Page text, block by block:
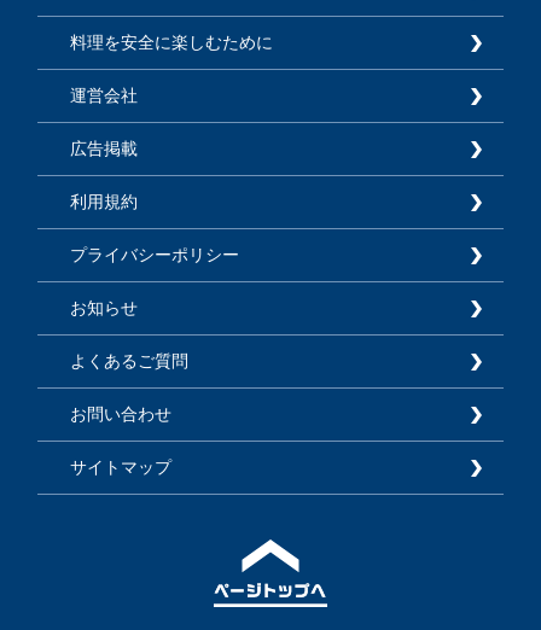
料理を安全に楽しむために
運営会社
広告掲載
利用規約
プライバシーポリシー
お知らせ
よくあるご質問
お問い合わせ
サイトマップ